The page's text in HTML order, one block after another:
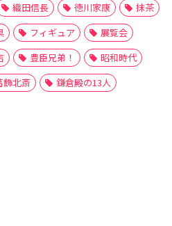
織田信長 徳川家康
抹茶
フィギュア
展覧会
豊臣兄弟！
昭和時代
飾北斎 鎌倉殿の13人